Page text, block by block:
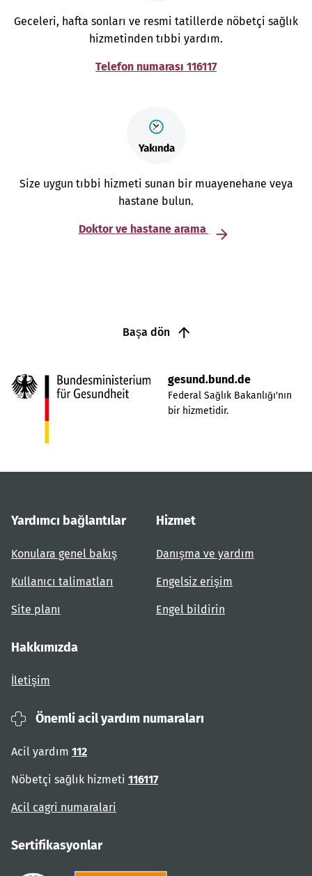
Geceleri, hafta sonları ve resmi tatillerde nöbetçi sağlık
hizmetinden tıbbi yardım.
Telefon numarası 116117
Size uygun tıbbi hizmeti sunan bir muayenehane veya
hastane bulun.
Doktor ve hastane arama
Başa dön
gesund.bund.de
Federal Sağlık Bakanlığı'nın
bir hizmetidir.
Yardımcı bağlantılar
Konulara genel bakış
Kullanıcı talimatları
Site planı
Hizmet
Danışma ve yardım
Engelsiz erişim
Engel bildirin
Hakkımızda
İletişim
Önemli acil yardım numaraları
Acil yardım 112
Nöbetçi sağlık hizmeti 116117
Acil cagri numaralari
Sertifikasyonlar